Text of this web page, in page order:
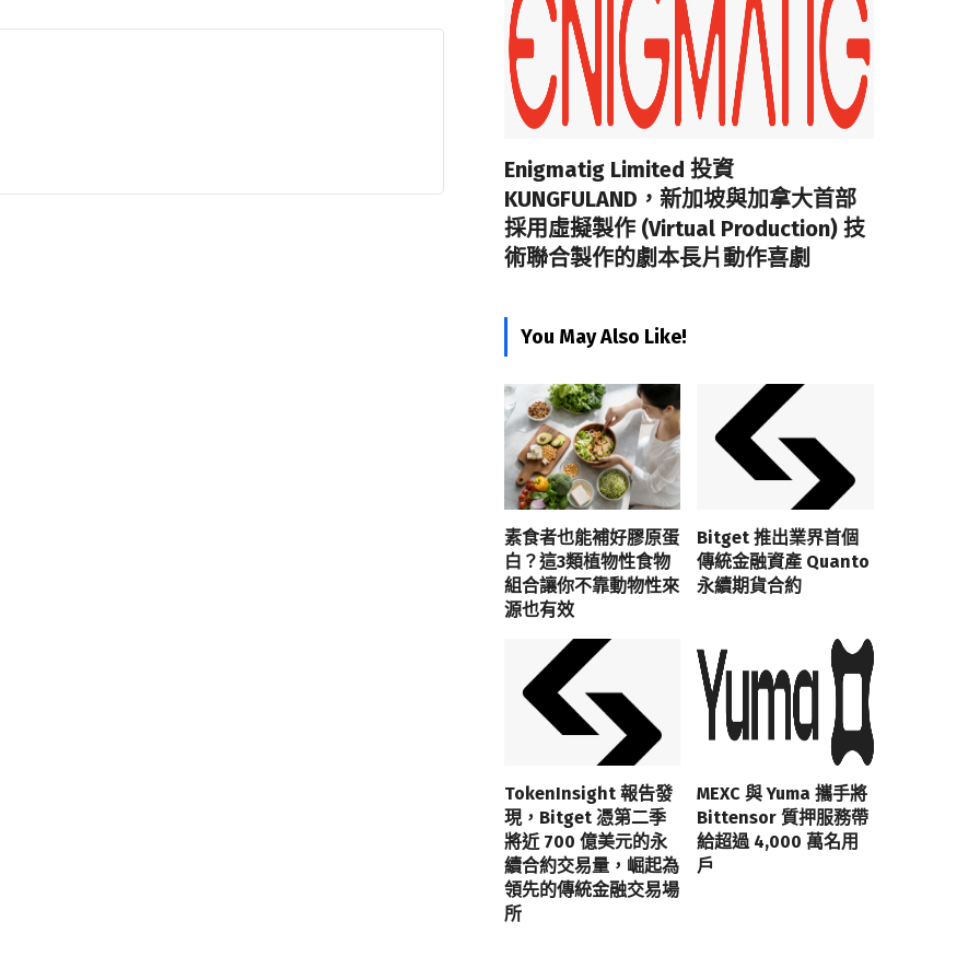
Enigmatig Limited 投資
KUNGFULAND，新加坡與加拿大首部
採用虛擬製作 (Virtual Production) 技
術聯合製作的劇本長片動作喜劇
You May Also Like!
素食者也能補好膠原蛋
白？這3類植物性食物
組合讓你不靠動物性來
源也有效
Bitget 推出業界首個
傳統金融資產 Quanto
永續期貨合約
TokenInsight 報告發
現，Bitget 憑第二季
將近 700 億美元的永
續合約交易量，崛起為
領先的傳統金融交易場
所
MEXC 與 Yuma 攜手將
Bittensor 質押服務帶
給超過 4,000 萬名用
戶